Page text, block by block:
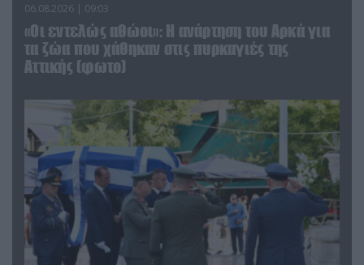
06.08.2026 | 09:03
«Οι εντελώς αθώοι»: Η ανάρτηση του Αρκά για
τα ζώα που χάθηκαν στις πυρκαγιές της
Αττικής (φωτο)